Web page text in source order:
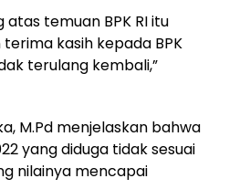
temuan BPK RI itu
kasih kepada BPK
terulang kembali,”
M.Pd menjelaskan bahwa
yang diduga tidak sesuai
nilainya mencapai